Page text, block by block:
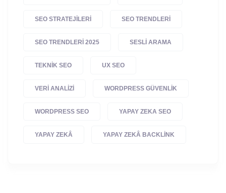
SEO STRATEJILERI SEO TRENDLERI
SEO TRENDLERI 2025 SESLI ARAMA
TEKNIK SEO UX SEO
VERI ANALIZI WORDPRESS GÜVENLIK
WORDPRESS SEO YAPAY ZEKA SEO
YAPAY ZEKÂ YAPAY ZEKÂ BACKLINK